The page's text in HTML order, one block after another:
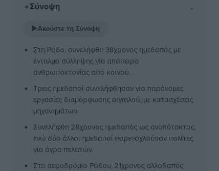
✦Σύνοψη ⌄
▶Ακούστε τη Σύνοψη
Στη Ρόδο, συνελήφθη 38χρονος ημεδαπός με
ένταλμα σύλληψης για απόπειρα
ανθρωποκτονίας από κοινού.
Τρεις ημεδαποί συνελήφθησαν για παράνομες
εργασίες διαμόρφωσης αιγιαλού, με κατασχέσεις
μηχανημάτων.
Συνελήφθη 28χρονος ημεδαπός ως ανυπότακτος,
ενώ δύο άλλοι ημεδαποί παρενοχλούσαν πολίτες
για άγρα πελατών.
Στο αεροδρόμιο Ρόδου, 21χρονος αλλοδαπός